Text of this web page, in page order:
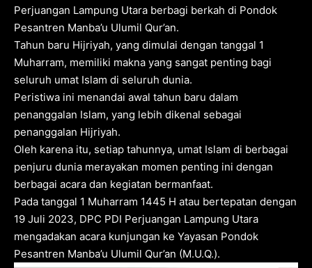
Perjuangan Lampung Utara berbagi berkah di Pondok
Pesantren Manba’u Ulumil Qur’an.
Tahun baru Hijriyah, yang dimulai dengan tanggal 1
Muharram, memiliki makna yang sangat penting bagi
seluruh umat Islam di seluruh dunia.
Peristiwa ini menandai awal tahun baru dalam
penanggalan Islam, yang lebih dikenal sebagai
penanggalan Hijriyah.
Oleh karena itu, setiap tahunnya, umat Islam di berbagai
penjuru dunia merayakan momen penting ini dengan
berbagai acara dan kegiatan bermanfaat.
Pada tanggal 1 Muharram 1445 H atau bertepatan dengan
19 Juli 2023, DPC PDI Perjuangan Lampung Utara
mengadakan acara kunjungan ke Yayasan Pondok
Pesantren Manba’u Ulumil Qur’an (M.U.Q.).